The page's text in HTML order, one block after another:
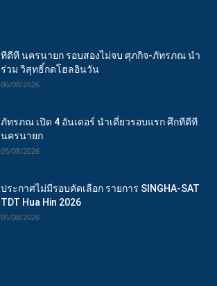
ทีดีที นครนายก รอบสองไม่จบ ศุภกิจ-ภัทรภณ นำ
ร่วม วิสุทธิ์กดโฮลอินวัน
06/08/2026
ภัทรภณ เปิด 4 อันเดอร์ นำเดี่ยวรอบแรก ศึกทีดีที
นครนายก
05/08/2026
ประกาศไม่มีรอบคัดเลือก รายการ SINGHA-SAT
TDT Hua Hin 2026
05/08/2026